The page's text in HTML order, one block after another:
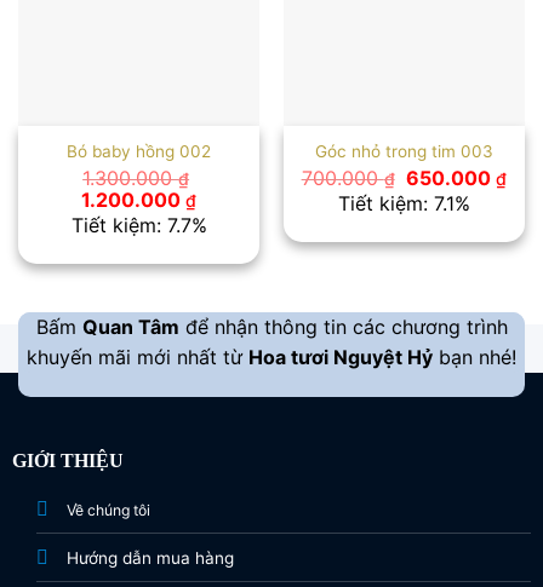
Bó baby hồng 002
1.300.000₫
Giá
gốc
là:
1.200.000 ₫Giá
hiện
tại
1.200.000 ₫.
Tiết kiệm: 7.7%
Góc nhỏ trong tim 003
700.000₫ Giá
gốc
là:
650.000₫Giá
là:
Tiết kiệm: 7.1%
Bấm Quan Tâm để nhận thông tin các chương trình
khuyến mãi mới nhất từ Hoa tươi Nguyệt Hỷ bạn nhé!
GIỚI THIỆU
Về chúng tôi
Hướng dẫn mua hàng